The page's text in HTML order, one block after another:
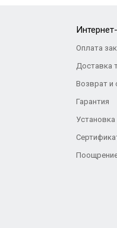
Оплата
Доставка
Возврат и
Гарантия
Установка